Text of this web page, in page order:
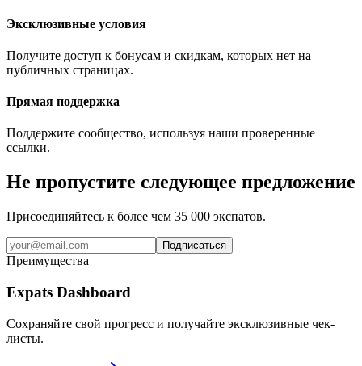
Эксклюзивные условия
Получите доступ к бонусам и скидкам, которых нет на
публичных страницах.
Прямая поддержка
Поддержите сообщество, используя наши проверенные
ссылки.
Не пропустите следующее предложение
Присоединяйтесь к более чем 35 000 экспатов.
Подписаться
Преимущества
Expats Dashboard
Сохраняйте свой прогресс и получайте эксклюзивные чек-
листы.